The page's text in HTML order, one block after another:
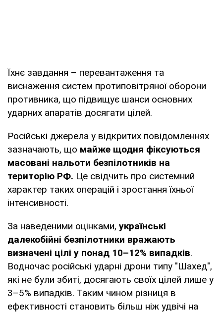
Їхнє завдання – перевантаження та
виснаження систем протиповітряної оборони
противника, що підвищує шанси основних
ударних апаратів досягати цілей.
Російські джерела у відкритих повідомленнях
зазначають, що майже щодня фіксуються
масовані нальоти безпілотників на
територію РФ. Це свідчить про системний
характер таких операцій і зростання їхньої
інтенсивності.
За наведеними оцінками, українські
далекобійні безпілотники вражають
визначені цілі у понад 10–12% випадків.
Водночас російські ударні дрони типу "Шахед",
які не були збиті, досягають своїх цілей лише у
3–5% випадків. Таким чином різниця в
ефективності становить більш ніж удвічі на